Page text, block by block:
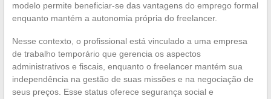
modelo permite beneficiar-se das vantagens do emprego formal
enquanto mantém a autonomia própria do freelancer.
Nesse contexto, o profissional está vinculado a uma empresa
de trabalho temporário que gerencia os aspectos
administrativos e fiscais, enquanto o freelancer mantém sua
independência na gestão de suas missões e na negociação de
seus preços. Esse status oferece segurança social e